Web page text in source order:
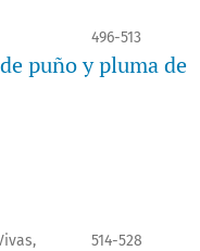
496-513
puño y pluma de
514-528